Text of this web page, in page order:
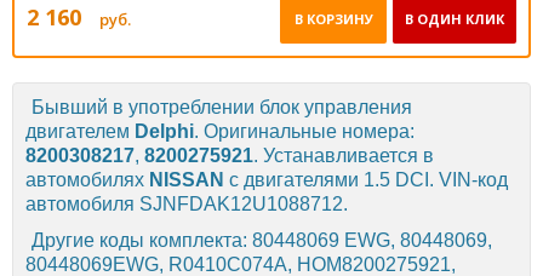
2 160 руб. В ОДИН КЛИК
В КОРЗИНУ
Бывший в употреблении блок управления
двигателем Delphi. Оригинальные номера:
8200308217, 8200275921. Устанавливается в
автомобилях NISSAN с двигателями 1.5 DCI. VIN-код
автомобиля SJNFDAK12U1088712.
Другие коды комплекта: 80448069 EWG, 80448069,
80448069EWG, R0410C074A, HOM8200275921,